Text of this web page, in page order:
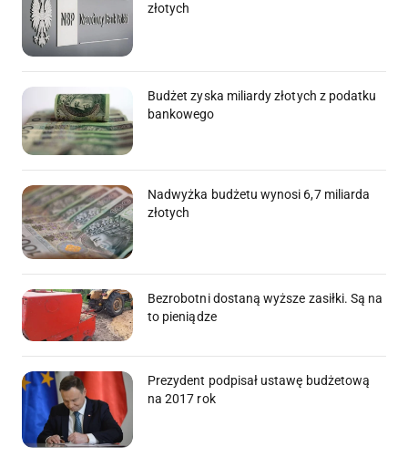
złotych
Budżet zyska miliardy złotych z podatku
bankowego
Nadwyżka budżetu wynosi 6,7 miliarda
złotych
Bezrobotni dostaną wyższe zasiłki. Są na
to pieniądze
Prezydent podpisał ustawę budżetową
na 2017 rok